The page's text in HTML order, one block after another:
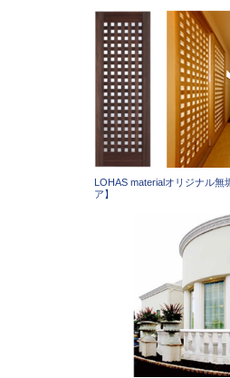
LOHAS materialオリジナル無
ア】